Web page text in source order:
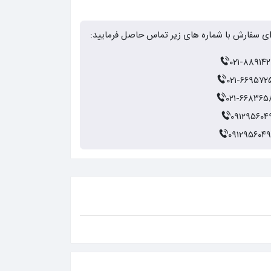
سفارش با شماره های زیر تماس حاصل فرمایید:
۸۸۹۱۴۲۷۱
۶۶۹۵۷۲۵۶
۶۶۸۳۶۵۸۰